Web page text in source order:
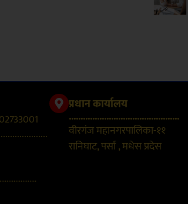
प्रधान कार्यालय
...............................................
वीरगंज महानगरपालिका-११
रानिघाट, पर्सा , मधेस प्रदेस